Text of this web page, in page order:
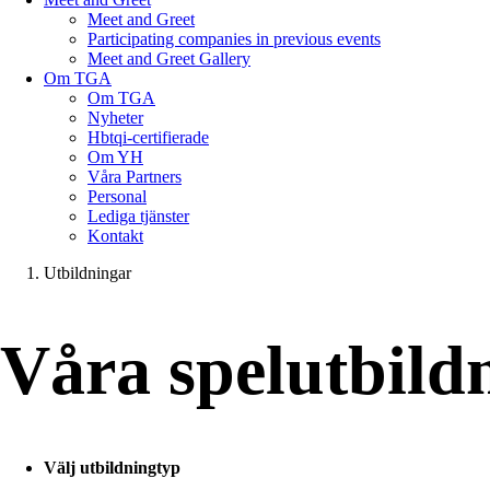
Meet and Greet
Participating companies in previous events
Meet and Greet Gallery
Om TGA
Om TGA
Nyheter
Hbtqi-certifierade
Om YH
Våra Partners
Personal
Lediga tjänster
Kontakt
Utbildningar
Våra
Välj utbildningtyp